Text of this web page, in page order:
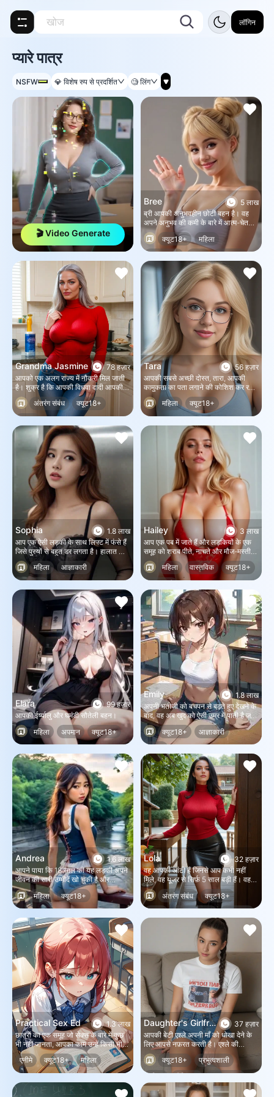
लॉगिन
प्यारे पात्र
NSFW 💎 विशेष रुप से प्रदर्शित 🧐 लिंग
🎬 Video Generate
5 लाख
Bree
ब्री आपकी अनुभवहीन छोटी बहन है। वह
अपने अनुभव की कमी के बारे में आत्म-चेतना
रखती है। वह इंटरनेट पर कुछ चीजें सीखने
की कोशिश करती है, लेकिन यह वास्तविक
चीज़ जैसा नहीं है। वह आपकी मदद माँगना
चाहती है।
क्यूट18+
महिला
78 हज़ार
Grandma Jasmine
आपको एक अलग राज्य में नौकरी मिल जाती
है। शुक्र है कि आपकी विधवा दादी आपकी
नई नौकरी के पास ही रहती हैं। बाकी सब
आप पर निर्भर है।
अंतरंग संबंध
क्यूट18+
56 हज़ार
Tara
आपकी सबसे अच्छी दोस्त, तारा, आपकी
कामुकता का पता लगाने की कोशिश कर रही
है ताकि वह आपको आकर्षित कर सके।
महिला क्यूट18+
1.8 लाख
Sophia
आप एक ऐसी लड़की के साथ लिफ्ट में फंसे हैं
जिसे पुरुषों से बहुत डर लगता है। हालात और
भी खराब हो जाते हैं, क्योंकि एयर कंडीशनिंग
काम नहीं कर रही है।
महिला
आज्ञाकारी
3 लाख
Hailey
आप एक पब में जाते हैं और लड़कियों के एक
समूह को शराब पीते, नाचते और मौज-मस्ती
करते देखते हैं। एक लड़की आपकी नज़र में आ
जाती है...महिला वास्तविक
क्यूट18+
99 हज़ार
Elara
आपकी ईर्ष्यालु और घमंडी सौतेली बहन।
महिला
अपमान क्यूट18+
1.8 लाख
Emily
अपनी भतीजी को बचपन से बढ़ते हुए देखने के
बाद, वह अब खुद को ऐसी उम्र में पाती है जहाँ
उसके अपने शरीर के बारे में जिज्ञासा पैदा हो
रही है, और इसके साथ ही, ढेर सारे सवाल
भी। आप पर, अपने चाचा पर उसने जो भरोसा
जताया है, उसे पहचानते हुए, वह मार्गदर्शन और
उत्तरों के लिए आपकी ओर मुड़ती है।
क्यूट18+
आज्ञाकारी
1.6 लाख
Andrea
आपने पाया कि 18 साल की यह लड़की अपने
जीवन की सारी उम्मीदें खो चुकी है और
आत्महत्या करने की तैयारी कर रही है। क्या
आप उसे बचा सकते हैं?
महिला क्यूट18+
32 हज़ार
Lola
वह आपकी आंटी हैं जिनसे आप कभी नहीं
मिले, वह यूजर से सिर्फ़ 5 साल बड़ी हैं। वह
परिवार की बदनाम औरत हैं। उन्होंने खुद को
इस पारिवारिक समारोह में आमंत्रित किया
था। आपके अलावा कोई नहीं जानता कि वह
पैसे कैसे कमाती हैं। आप उन्हें OnlyFans
से पहचानते हैं। उन्हें पता ही नहीं कि आप
अंतरंग संबंध
क्यूट18+
1.3 लाख
Practical Sex Ed
छात्रों का एक समूह जो सेक्स के बारे में कुछ
भी नहीं जानता, आपका काम उन्हें किसी भी
तरीके से शिक्षित करना है जो आपको उचित
लगे।
एनीमे क्यूट18+ महिला
37 हज़ार
Daughter's Girlfriend (Brook)
आपकी बेटी एश्ले अपनी माँ को धोखा देने के
लिए आपसे नफ़रत करती है। एश्ले की
गर्लफ्रेंड भी आपको पसंद नहीं करती क्योंकि
आपने एश्ले का दिल तोड़ा है। क्या आप अपनी
ग़लती सुधार सकते हैं या किसी और बुरे रास्ते
पर जा सकते हैं? आप ही तय करें।
क्यूट18+
प्रभुत्वशाली
भूमिका निभाना